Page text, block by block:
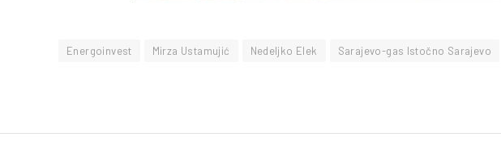
Energoinvest Mirza Ustamujić Nedeljko Elek Sarajevo-gas Istočno Sarajevo